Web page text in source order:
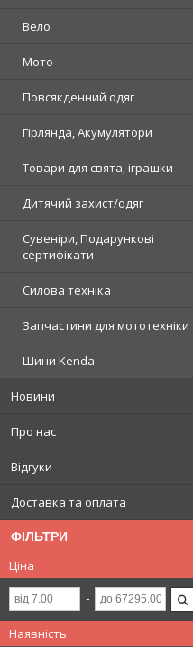
Вело
Мото
Повсякденний одяг
Гірлянда, Акумулятори
Товари для свята, іграшки
Дитячий захист/одяг
Сувеніри, Подарункові
сертифікати
Силова техніка
Запчастини для мототехніки
Шини Kenda
Новини
Про нас
Відгуки
Доставка та оплата
ФІЛЬТРИ
Ціна
Наявність